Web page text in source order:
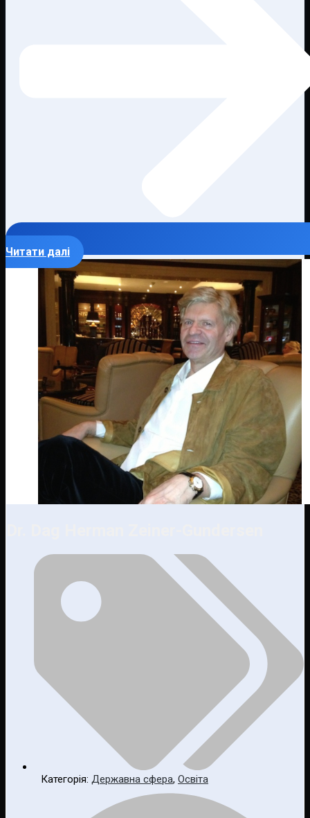
Читати далі
Категорія: Державна сфера, Освіта